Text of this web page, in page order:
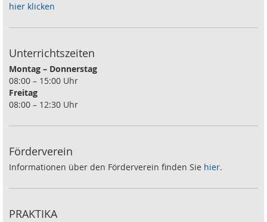
hier klicken
Unterrichtszeiten
Montag – Donnerstag
08:00 – 15:00 Uhr
Freitag
08:00 – 12:30 Uhr
Förderverein
Informationen über den Förderverein finden Sie hier.
PRAKTIKA